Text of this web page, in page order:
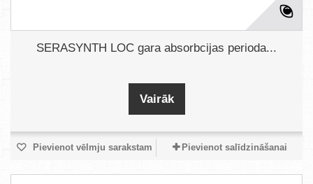
SERASYNTH LOC gara absorbcijas perioda...
Vairāk
Pievienot vēlmju sarakstam Pievienot salīdzināšanai